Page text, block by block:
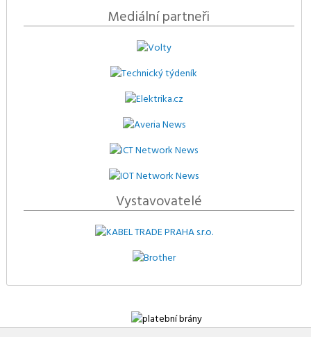
Mediální partneři
Vystavovatelé